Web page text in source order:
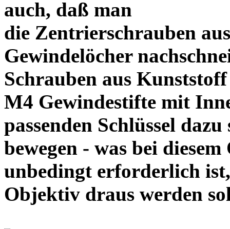
auch, daß man
die Zentrierschrauben
Gewindelöcher
Schrauben aus
M4 Gewindestifte mit
passenden Schlüssel
bewegen - was bei
unbedingt erforderlich
Objektiv draus